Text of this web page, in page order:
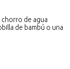
de agua
de bambú o una